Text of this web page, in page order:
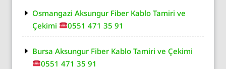
Osmangazi Aksungur Fiber Kablo Tamiri ve
Çekimi
0551 471 35 91
Bursa Aksungur Fiber Kablo Tamiri ve Çekimi
0551 471 35 91